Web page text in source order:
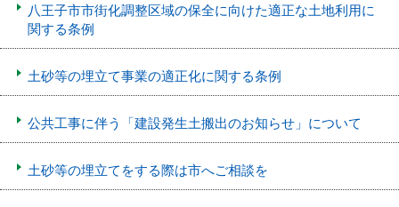
八王子市市街化調整区域の保全に向けた適正な土地利用に
関する条例
土砂等の埋立て事業の適正化に関する条例
公共工事に伴う「建設発生土搬出のお知らせ」について
土砂等の埋立てをする際は市へご相談を